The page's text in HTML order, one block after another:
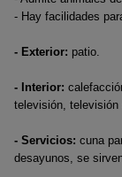
- Hay facilidades
- Exterior: patio.
- Interior:
televisión, televisión
- Servicios: cuna
desayunos, se